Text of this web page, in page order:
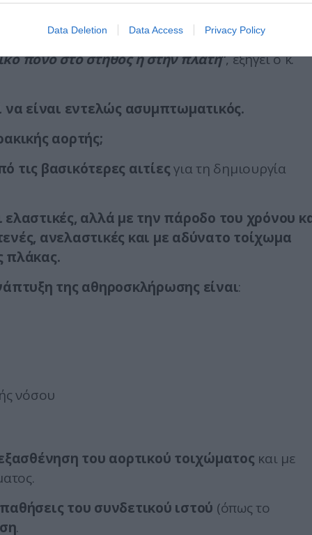
Data Deletion Data Access Privacy Policy
λαμβάνουν χώρα αιφνιδίως και σε
πόνο στο στήθος ή στην πλάτη“, εξηγεί ο κ.
να είναι εντελώς ασυμπτωματικός.
αορτής;
βασικότερες αιτίεςγια τη δημιουργία
ελαστικές, αλλά με την πάροδο του χρόνου
ανελαστικές και με αδύνατο τοίχωμα
πλάκας.
της αθηροσκλήρωσης είναι:
νόσου
του αορτικού τοιχώματος και με
του συνδετικού ιστού (όπως το
.